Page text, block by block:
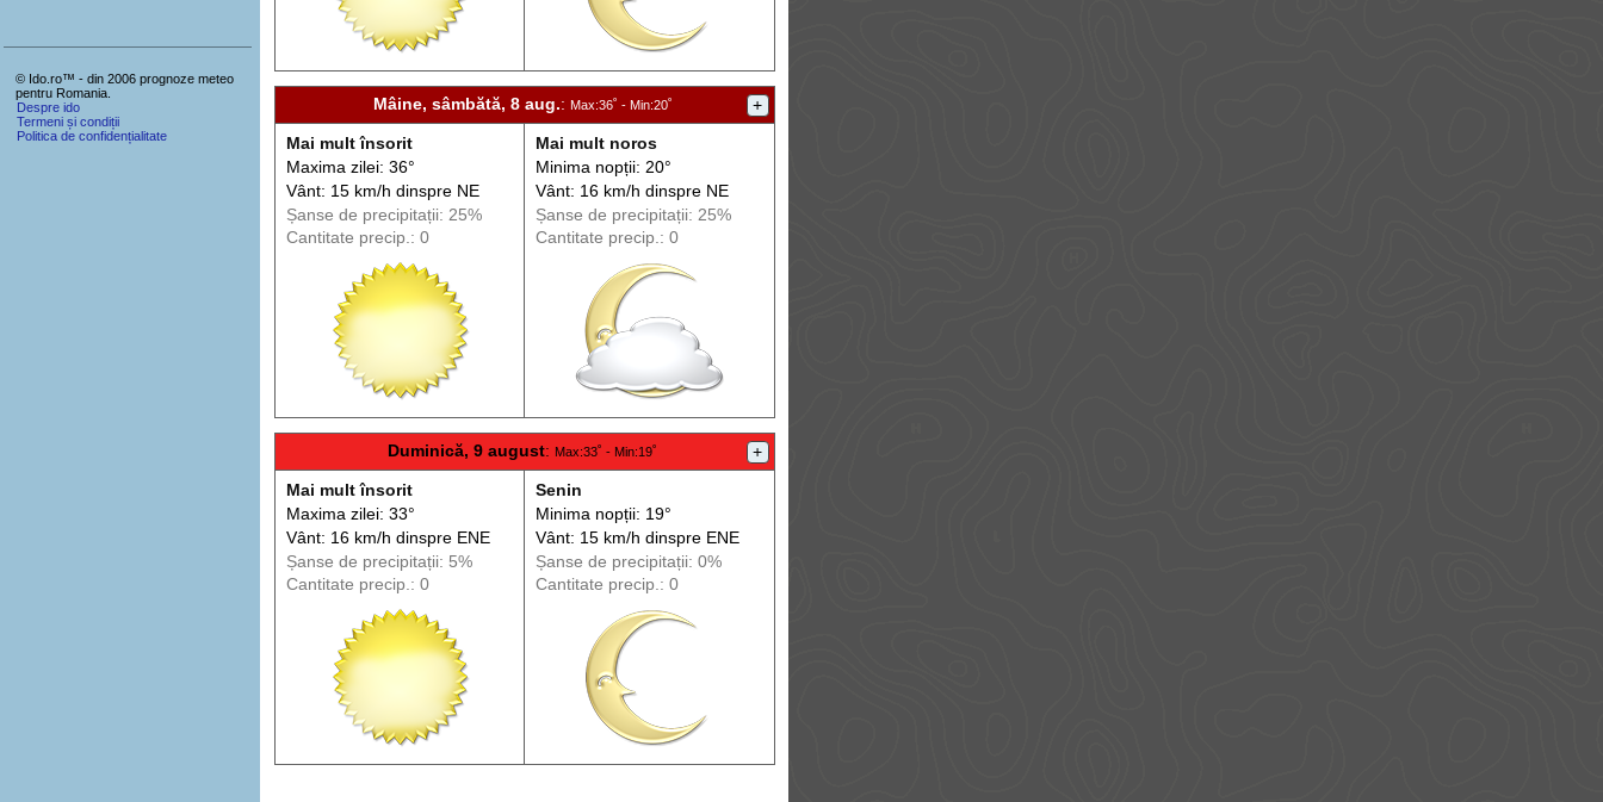
Mâine, sâmbătă, 8 aug.: Max:36˚ - Min:20˚ +
Mai mult însorit
Maxima zilei: 36°
Vânt: 15 km/h dinspreNE
Șanse de precipitații: 25%
Cantitate precip.: 0
Mai mult noros
Minima nopții: 20°
Vânt: 16 km/h dinspreNE
Șanse de precipitații: 25%
Cantitate precip.: 0
Duminică, 9 august: Max:33˚ - Min:19˚ +
Mai mult însorit
Maxima zilei: 33°
Vânt: 16 km/h dinspreENE
Șanse de precipitații: 5%
Cantitate precip.: 0
Senin
Minima nopții: 19°
Vânt: 15 km/h dinspreENE
Șanse de precipitații: 0%
Cantitate precip.: 0
© Ido.ro™ - din 2006 prognoze meteo
pentru Romania.
Despre ido
Termeni și condiții
Politica de confidențialitate